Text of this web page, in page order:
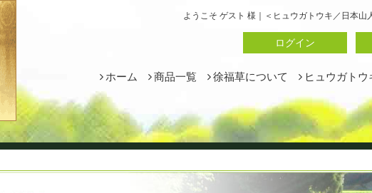
ようこそ ゲスト 様｜＜ヒュウガトウキ／日本山
ログイン
ホーム 商品一覧 徐福草について ヒュウガトウ